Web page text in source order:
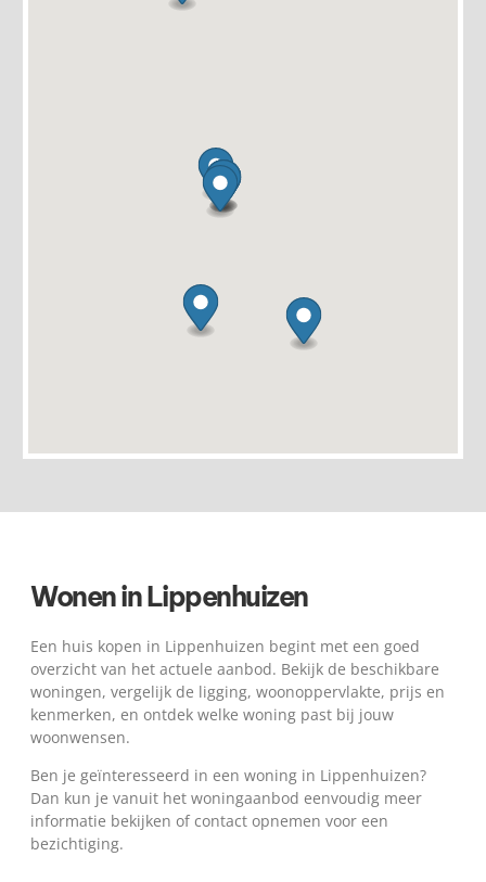
Wonen in Lippenhuizen
Een huis kopen in Lippenhuizen begint met een goed
overzicht van het actuele aanbod. Bekijk de beschikbare
woningen, vergelijk de ligging, woonoppervlakte, prijs en
kenmerken, en ontdek welke woning past bij jouw
woonwensen.
Ben je geïnteresseerd in een woning in Lippenhuizen?
Dan kun je vanuit het woningaanbod eenvoudig meer
informatie bekijken of contact opnemen voor een
bezichtiging.